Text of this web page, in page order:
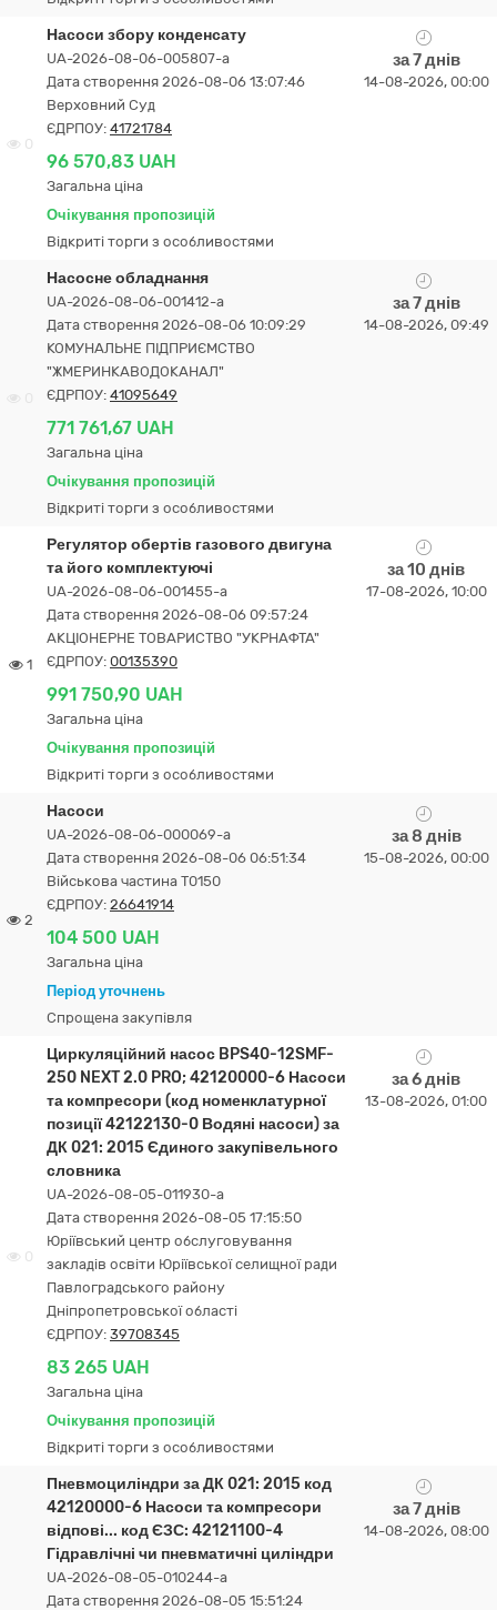
0
Насоси збору конденсату
UA-2026-08-06-005807-a
Дата створення 2026-08-06 13:07:46
Верховний Суд
ЄДРПОУ: 41721784
96 570,83 UAH
Загальна ціна
Очікування пропозицій
Відкриті торги з особливостями
за 7 днів
14-08-2026, 00:00
Насосне обладнання
UA-2026-08-06-001412-a
Дата створення 2026-08-06 10:09:29
КОМУНАЛЬНЕ ПІДПРИЄМСТВО
"ЖМЕРИНКАВОДОКАНАЛ"
ЄДРПОУ: 41095649
771 761,67 UAH
Загальна ціна
Очікування пропозицій
Відкриті торги з особливостями
за 7 днів
14-08-2026, 09:49
1
Регулятор обертів газового двигуна
та його комплектуючі
UA-2026-08-06-001455-a
Дата створення 2026-08-06 09:57:24
АКЦІОНЕРНЕ ТОВАРИСТВО "УКPНAФТА"
ЄДРПОУ: 00135390
991 750,90 UAH
Загальна ціна
Очікування пропозицій
Відкриті торги з особливостями
за 10 днів
17-08-2026, 10:00
2
Насоси
UA-2026-08-06-000069-a
Дата створення 2026-08-06 06:51:34
Військова частина Т0150
ЄДРПОУ: 26641914
104 500 UAH
Загальна ціна
Період уточнень
Спрощена закупівля
за 8 днів
15-08-2026, 00:00
0
Циркуляційний насос BPS40-12SMF-
250 NEXT 2.0 PRO; 42120000-6 Насоси
та компресори (код номенклатурної
позиції 42122130-0 Водяні насоси) за
ДК 021: 2015 Єдиного закупівельного
словника
UA-2026-08-05-011930-a
Дата створення 2026-08-05 17:15:50
Юріївський центр обслуговування
закладів освіти Юріївської селищної ради
Павлоградського району
Дніпропетровської області
ЄДРПОУ: 39708345
83 265 UAH
Загальна ціна
Очікування пропозицій
Відкриті торги з особливостями
за 6 днів
13-08-2026, 01:00
Пневмоциліндри за ДК 021: 2015 код
42120000-6 Насоси та компресори
відпові... код ЄЗС: 42121100-4
Гідравлічні чи пневматичні циліндри
UA-2026-08-05-010244-a
Дата створення 2026-08-05 15:51:24
за 7 днів
14-08-2026, 08:00